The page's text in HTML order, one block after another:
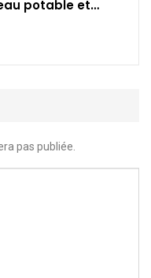
potable et…
pas publiée.